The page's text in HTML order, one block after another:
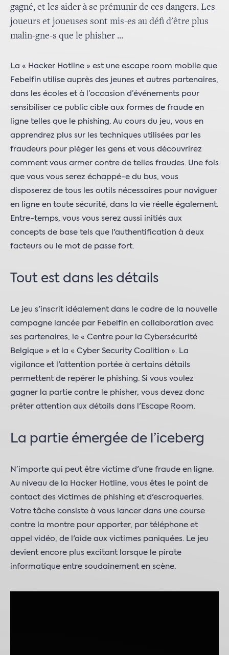
gagné, et les aider à se prémunir de ces dangers. Les
joueurs et joueuses sont mis-es au défi d'être plus
malin-gne-s que le phisher ...
La « Hacker Hotline » est une escape room mobile que
Febelfin utilise auprès des jeunes et autres partenaires,
dans les écoles et à l’occasion d’événements pour
sensibiliser ce public cible aux formes de fraude en
ligne telles que le phishing. Au cours du jeu, vous en
apprendrez plus sur les techniques utilisées par les
fraudeurs pour piéger les gens et vous découvrirez
comment vous armer contre de telles fraudes. Une fois
que vous vous serez échappé-e du bus, vous
disposerez de tous les outils nécessaires pour naviguer
en ligne en toute sécurité, dans la vie réelle également.
Entre-temps, vous vous serez aussi initiés aux
concepts de base tels que l'authentification à deux
facteurs ou le mot de passe fort.
Tout est dans les détails
Le jeu s'inscrit idéalement dans le cadre de la nouvelle
campagne lancée par Febelfin en collaboration avec
ses partenaires, le « Centre pour la Cybersécurité
Belgique » et la « Cyber Security Coalition ». La
vigilance et l'attention portée à certains détails
permettent de repérer le phishing. Si vous voulez
gagner la partie contre le phisher, vous devez donc
prêter attention aux détails dans l'Escape Room.
La partie émergée de l’iceberg
N’importe qui peut être victime d'une fraude en ligne.
Au niveau de la Hacker Hotline, vous êtes le point de
contact des victimes de phishing et d'escroqueries.
Votre tâche consiste à vous lancer dans une course
contre la montre pour apporter, par téléphone et
appel vidéo, de l'aide aux victimes paniquées. Le jeu
devient encore plus excitant lorsque le pirate
informatique entre soudainement en scène.